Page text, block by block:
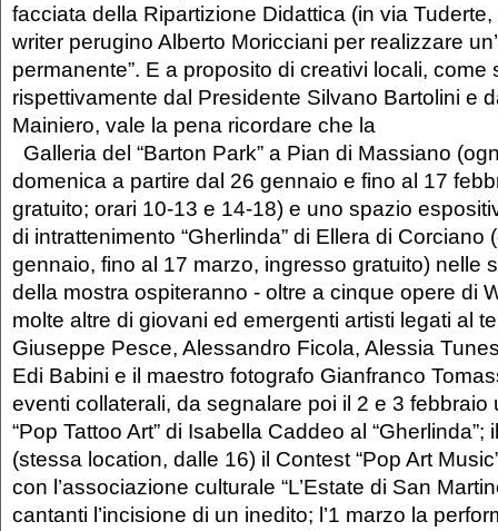
facciata della Ripartizione Didattica (in via Tuderte,
writer perugino Alberto Moricciani per realizzare
permanente”. E a proposito di creativi locali, come
rispettivamente dal Presidente Silvano Bartolini e
Mainiero, vale la pena ricordare che la
Galleria del “Barton Park” a Pian di Massiano
domenica a partire dal 26 gennaio e fino al 17
gratuito; orari 10-13 e 14-18) e uno spazio
di intrattenimento “Gherlinda” di Ellera di Corciano
gennaio, fino al 17 marzo, ingresso gratuito) nelle
della mostra ospiteranno - oltre a cinque opere di
molte altre di giovani ed emergenti artisti legati al
Giuseppe Pesce, Alessandro Ficola, Alessia
Edi Babini e il maestro fotografo Gianfranco
eventi collaterali, da segnalare poi il 2 e 3 febbraio
“Pop Tattoo Art” di Isabella Caddeo al “Gherlinda”;
(stessa location, dalle 16) il Contest “Pop Art
con l’associazione culturale “L’Estate di San
cantanti l’incisione di un inedito; l’1 marzo la